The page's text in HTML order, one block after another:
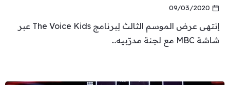
09/03/2020
إنتهى عرض الموسم الثالث لِبرنامج The Voice Kids عبر
شاشة MBC مع لجنة مدرّبيه...